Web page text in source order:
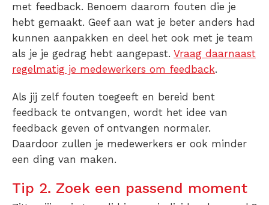
met feedback. Benoem daarom fouten die je
hebt gemaakt. Geef aan wat je beter anders had
kunnen aanpakken en deel het ook met je team
als je je gedrag hebt aangepast. Vraag daarnaast
regelmatig je medewerkers om feedback.
Als jij zelf fouten toegeeft en bereid bent
feedback te ontvangen, wordt het idee van
feedback geven of ontvangen normaler.
Daardoor zullen je medewerkers er ook minder
een ding van maken.
Tip 2. Zoek een passend moment